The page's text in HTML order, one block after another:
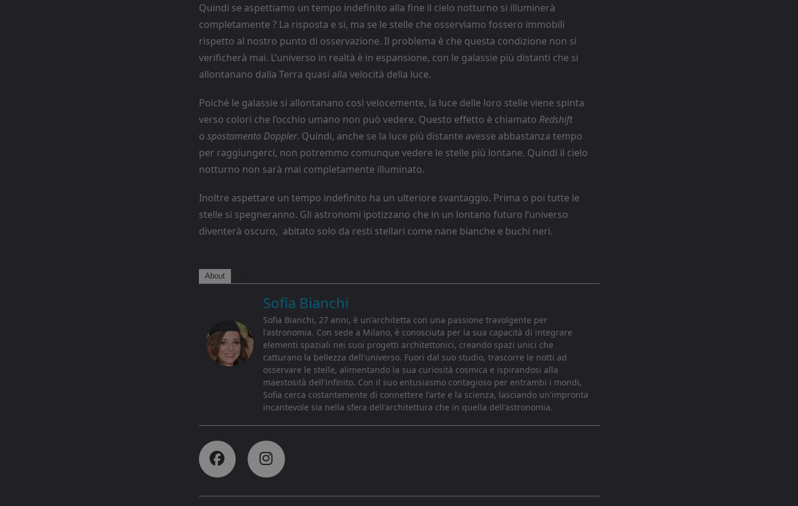
Quindi se aspettiamo un tempo indefinito alla fine il cielo notturno si illuminerà
completamente ? La risposta e si, ma se le stelle che osserviamo fossero immobili
rispetto al nostro punto di osservazione. Il problema è che questa condizione non si
verificherà mai. L’universo in realtà è in espansione, con le galassie più distanti che si
allontanano dalla Terra quasi alla velocità della luce.
Poiché le galassie si allontanano così velocemente, la luce delle loro stelle viene spinta
verso colori che l’occhio umano non può vedere. Questo effetto è chiamato Redshift
o spostamento Doppler. Quindi, anche se la luce più distante avesse abbastanza tempo
per raggiungerci, non potremmo comunque vedere le stelle più lontane. Quindi il cielo
notturno non sarà mai completamente illuminato.
Inoltre aspettare un tempo indefinito ha un ulteriore svantaggio. Prima o poi tutte le
stelle si spegneranno. Gli astronomi ipotizzano che in un lontano futuro l’universo
diventerà oscuro, abitato solo da resti stellari come nane bianche e buchi neri.
About
Sofia Bianchi
Sofia Bianchi, 27 anni, è un'architetta con una passione travolgente per
l'astronomia. Con sede a Milano, è conosciuta per la sua capacità di integrare
elementi spaziali nei suoi progetti architettonici, creando spazi unici che
catturano la bellezza dell'universo. Fuori dal suo studio, trascorre le notti ad
osservare le stelle, alimentando la sua curiosità cosmica e ispirandosi alla
maestosità dell'infinito. Con il suo entusiasmo contagioso per entrambi i mondi,
Sofia cerca costantemente di connettere l'arte e la scienza, lasciando un'impronta
incantevole sia nella sfera dell'architettura che in quella dell'astronomia.